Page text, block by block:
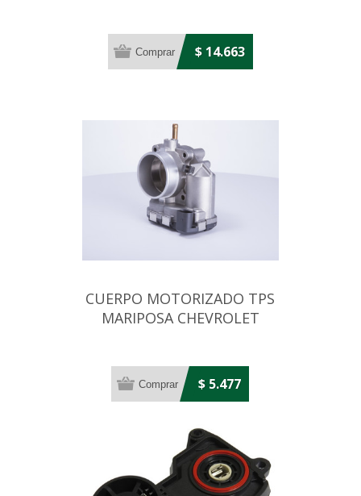
$ 14.663
CUERPO MOTORIZADO TPS
MARIPOSA CHEVROLET
$ 5.477